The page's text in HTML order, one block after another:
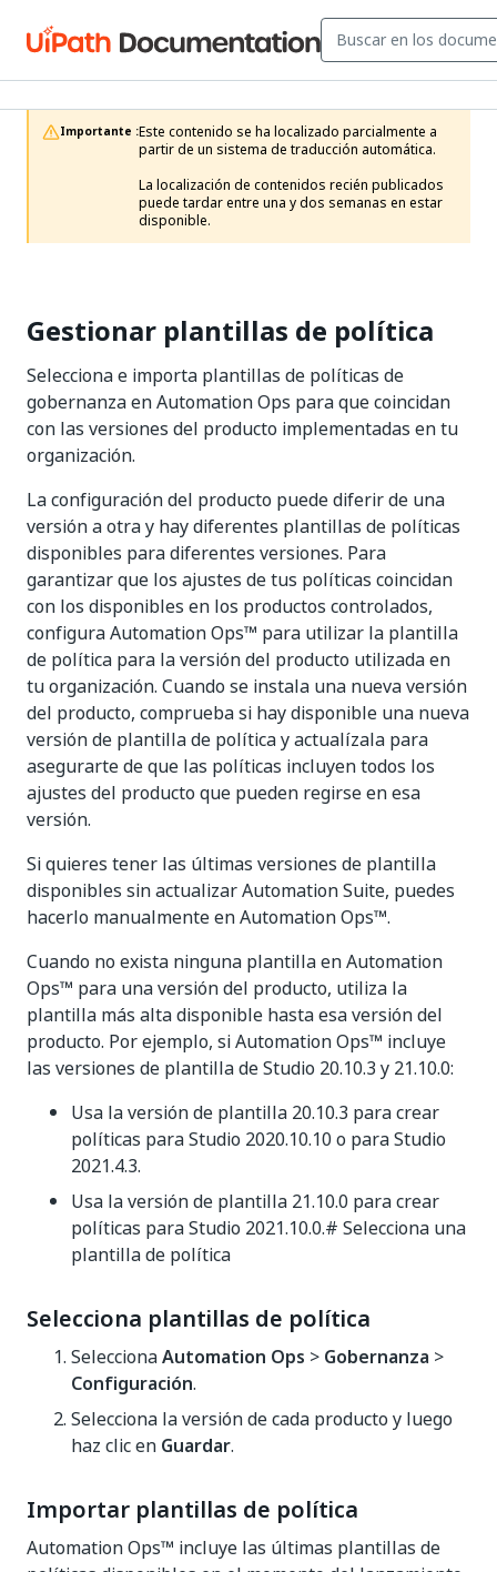
Importante :Este contenido se ha localizado parcialmente a
partir de un sistema de traducción automática.
La localización de contenidos recién publicados
puede tardar entre una y dos semanas en estar
disponible.
Gestionar plantillas de política
Selecciona e importa plantillas de políticas de
gobernanza en Automation Ops para que coincidan
con las versiones del producto implementadas en tu
organización.
La configuración del producto puede diferir de una
versión a otra y hay diferentes plantillas de políticas
disponibles para diferentes versiones. Para
garantizar que los ajustes de tus políticas coincidan
con los disponibles en los productos controlados,
configura Automation Ops™ para utilizar la plantilla
de política para la versión del producto utilizada en
tu organización. Cuando se instala una nueva versión
del producto, comprueba si hay disponible una nueva
versión de plantilla de política y actualízala para
asegurarte de que las políticas incluyen todos los
ajustes del producto que pueden regirse en esa
versión.
Si quieres tener las últimas versiones de plantilla
disponibles sin actualizar Automation Suite, puedes
hacerlo manualmente en Automation Ops™.
Cuando no exista ninguna plantilla en Automation
Ops™ para una versión del producto, utiliza la
plantilla más alta disponible hasta esa versión del
producto. Por ejemplo, si Automation Ops™ incluye
las versiones de plantilla de Studio 20.10.3 y 21.10.0:
Usa la versión de plantilla 20.10.3 para crear
políticas para Studio 2020.10.10 o para Studio
2021.4.3.
Usa la versión de plantilla 21.10.0 para crear
políticas para Studio 2021.10.0.# Selecciona una
plantilla de política
Selecciona plantillas de política
SeleccionaAutomation Ops > Gobernanza >
Configuración.
Selecciona la versión de cada producto y luego
haz clic en Guardar.
Importar plantillas de política
Automation Ops™ incluye las últimas plantillas de